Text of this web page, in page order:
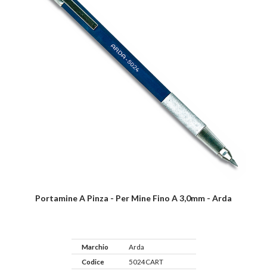
Portamine A Pinza - Per Mine Fino A 3,0mm - Arda
Marchio
Arda
Codice
5024CART